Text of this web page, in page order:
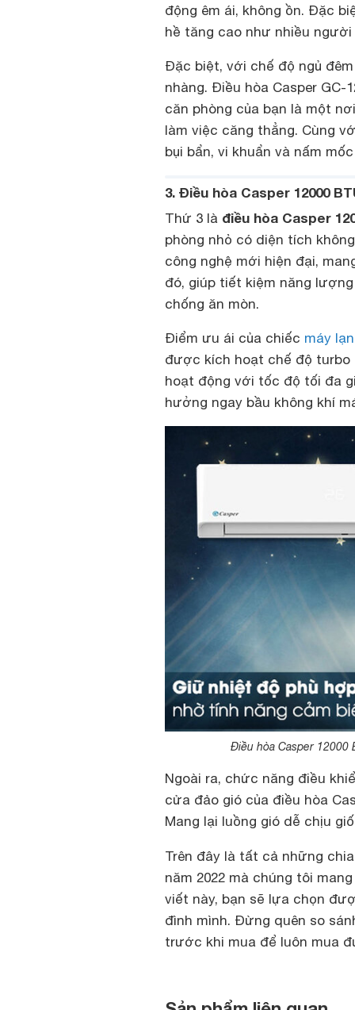
động êm ái, không ồn. Đặc
hề tăng cao như nhiều
Đặc biệt, với chế độ ngủ
nhàng. Điều hòa Casper GC-
căn phòng của bạn là một
làm việc căng thẳng. Cùng
bụi bẩn, vi khuẩn và nấm
3. Điều hòa Casper 12000
Thứ 3 là điều hòa Casper
phòng nhỏ có diện tích
công nghệ mới hiện đại,
đó, giúp tiết kiệm năng
chống ăn mòn.
Điểm ưu ái của chiếc máy
được kích hoạt chế độ turbo
hoạt động với tốc độ tối đa
hưởng ngay bầu không khí
Điều hòa Casper 12000
Ngoài ra, chức năng điều
cửa đảo gió của điều hòa
Mang lại luồng gió dễ chịu
Trên đây là tất cả những
năm 2022 mà chúng tôi
viết này, bạn sẽ lựa chọn
đình mình. Đừng quên so
trước khi mua để luôn mua